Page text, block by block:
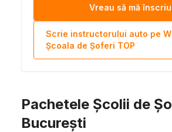
Vreau să mă
Scrie instructorului auto pe
Școala de Șoferi TOP
Pachetele Școlii de
București